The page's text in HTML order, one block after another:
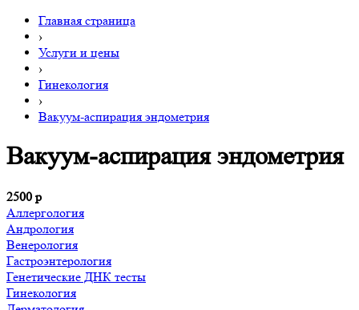
Главная страница
›
Услуги и цены
›
Гинекология
›
Вакуум-аспирация эндометрия
Вакуум-аспирация эндометрия
2500 р
Аллергология
Андрология
Венерология
Гастроэнтерология
Генетические ДНК тесты
Гинекология